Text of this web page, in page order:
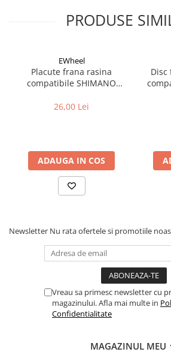
Urechi cadru bicicleta
Ghidoane bicicleta
Pipe ghidon
Cabluri si camasi
Frana bicicleta
Placute frana bicicleta
Frane pe disc
Accesorii frane bicicleta
Roti bicicleta
PRODUSE
EWheel
Placute frana rasina
compatibile SHIMANO
G2/G4 2025)
26,00 Lei
ADAUGA IN COS
Disc
Newsletter Nu rata ofertele si promotiile
Vreau sa primesc newsletter cu
magazinului. Afla mai multe in
Confidentialitate
MAGAZINUL MEU